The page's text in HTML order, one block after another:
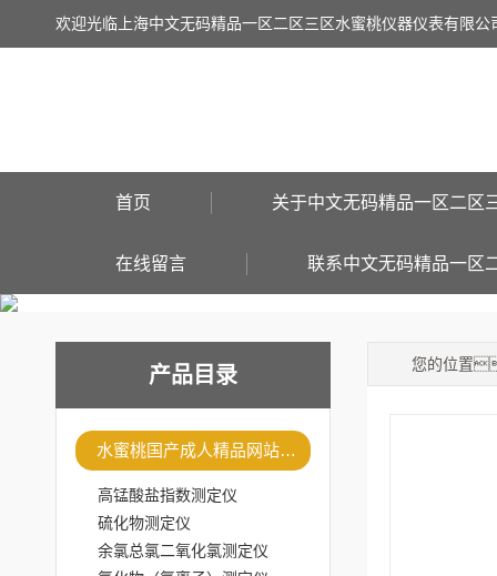
欢迎光临上海中文无码精品一区二区三区水蜜桃仪器仪表有
首页 关于中文无码精品一区二区
在线留言 联系中文无码精品一区
产品目录
水蜜桃国产成人精品网站仪器
高锰酸盐指数测定仪
硫化物测定仪
余氯总氯二氧化氯测定仪
您的位置